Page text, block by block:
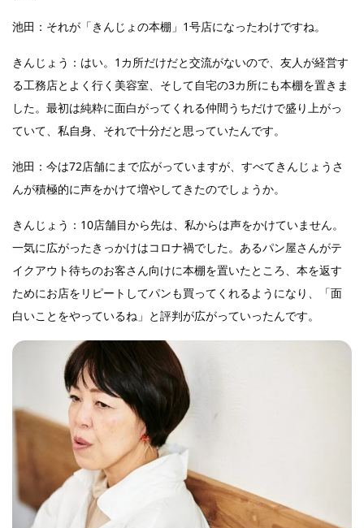
池田：それが「きんじょの本棚」1号店になったわけですね。
きんじょう：はい。1カ所だけだと交流がないので、友人が経営す
る工務店とよく行く美容室、そして自宅の3カ所にも本棚を置きま
した。最初は純粋に面白がってくれる仲間うちだけで盛り上がっ
ていて、私自身、それで十分だと思っていたんです。
池田：今は72店舗にまで広がっていますが、すべてきんじょうさ
んが積極的に声をかけて増やしてきたのでしょうか。
きんじょう：10店舗目から先は、私からは声をかけていません。
一気に広がったきっかけはコロナ禍でした。あるパン屋さんがテ
イクアウト待ちのお客さん向けに本棚を置いたところ、本を返す
ためにお店をリピートしてパンも買ってくれるようになり、「面
白いことをやっているね」と評判が広がっていったんです。